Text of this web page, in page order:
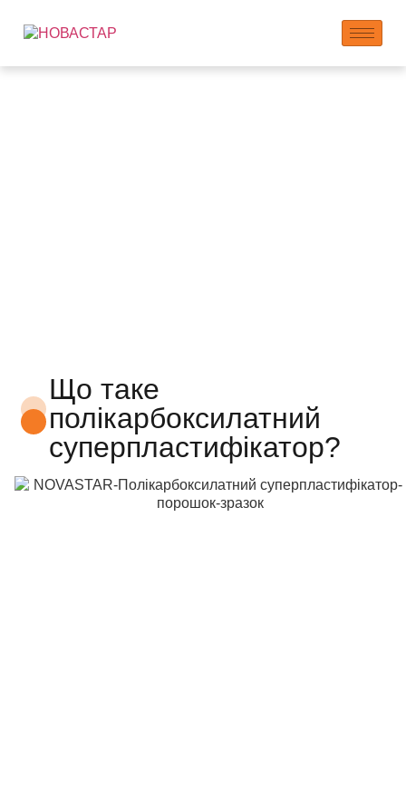
Що таке
полікарбоксилатний
суперпластифікатор?